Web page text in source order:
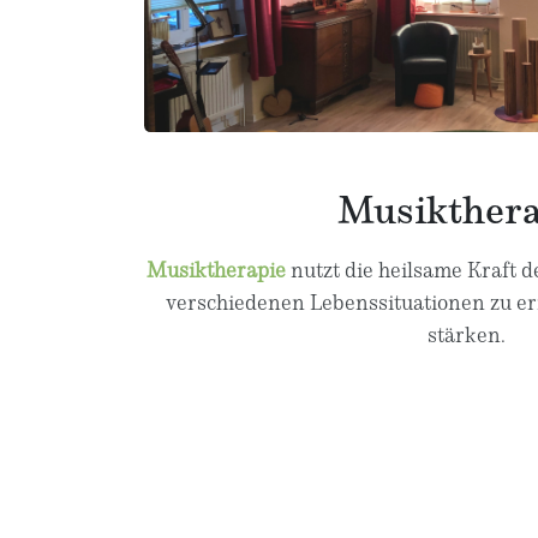
Musiktherapienutzt die heilsame Kraft
verschiedenen Lebenssituationen zu
stärken.